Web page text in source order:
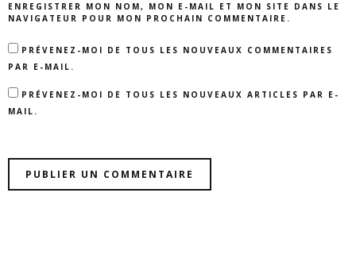
ENREGISTRER MON NOM, MON E-MAIL ET MON SITE DANS LE
NAVIGATEUR POUR MON PROCHAIN COMMENTAIRE.
PRÉVENEZ-MOI DE TOUS LES NOUVEAUX COMMENTAIRES
PAR E-MAIL.
PRÉVENEZ-MOI DE TOUS LES NOUVEAUX ARTICLES PAR E-
MAIL.